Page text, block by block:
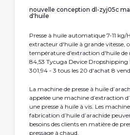
nouvelle conception dl-zyj05c
d'huile
Presse à huile automatique 7-11 kg/
extracteur d'huile à grande vitesse,
température d'extraction d'huile de
84,53 Tycuga Device Dropshipping
301,94 - 3 tous les 20 d'achat 8
La machine de presse à huile
appelée une machine d’extraction
une presse à huile à vis. Les
fabrication d’huile d’arachide
besoins des clients en matière de
pressage à chaud.